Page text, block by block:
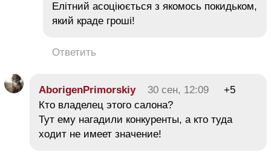
Елітний асоціюється з якомось покидьком,
який краде гроші!
Ответить
AborigenPrimorskiy 30 сен, 12:09
+5
Кто владелец этого салона?
Тут ему нагадили конкуренты, а кто туда
ходит не имеет значение!